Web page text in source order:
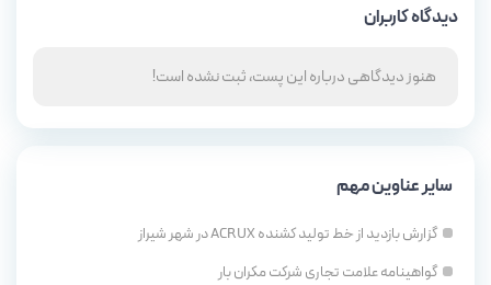
دیدگاه کاربران
هنوز دیدگاهی درباره این پست، ثبت نشده است!
سایر عناوین مهم
گزارش بازدید از خط تولید کشنده ACRUX در شهر شیراز
گواهینامه علامت تجاری شرکت مکران بار